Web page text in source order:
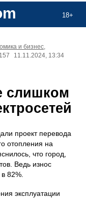
18+
и бизнес,
11.11.2024, 13:34
слишком
проект перевода
отопления на
что город,
Ведь износ
82%.
эксплуатации